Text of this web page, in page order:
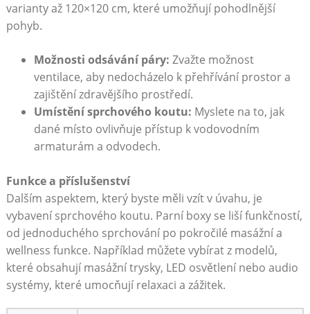
varianty až 120×120 cm, které umožňují pohodlnější
pohyb.
Možnosti odsávání páry: Zvažte možnost
ventilace, aby nedocházelo k přehřívání prostor a
zajištění zdravějšího prostředí.
Umístění sprchového koutu: Myslete na to, jak
dané místo ovlivňuje přístup k vodovodním
armaturám a odvodech.
Funkce a příslušenství
Dalším aspektem, který byste měli vzít v úvahu, je
vybavení sprchového koutu. Parní boxy se liší funkčností,
od jednoduchého sprchování po pokročilé masážní a
wellness funkce. Například můžete vybírat z modelů,
které obsahují masážní trysky, LED osvětlení nebo audio
systémy, které umocňují relaxaci a zážitek.